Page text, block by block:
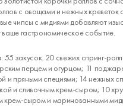
с овощами и нежных
чипсы с мидиями добавляют
гастрономическое событие.
55 закусок. 20 свежих спринг-
перцем и огурцом; 11
и пряными специями; 14 нежных
и сливочным крем-сыром; 10
крем-сыром и маринованными